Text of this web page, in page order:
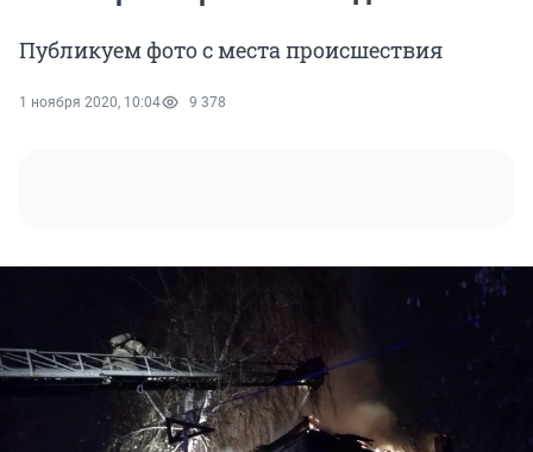
Публикуем фото с места происшествия
1 ноября 2020, 10:04 9 378